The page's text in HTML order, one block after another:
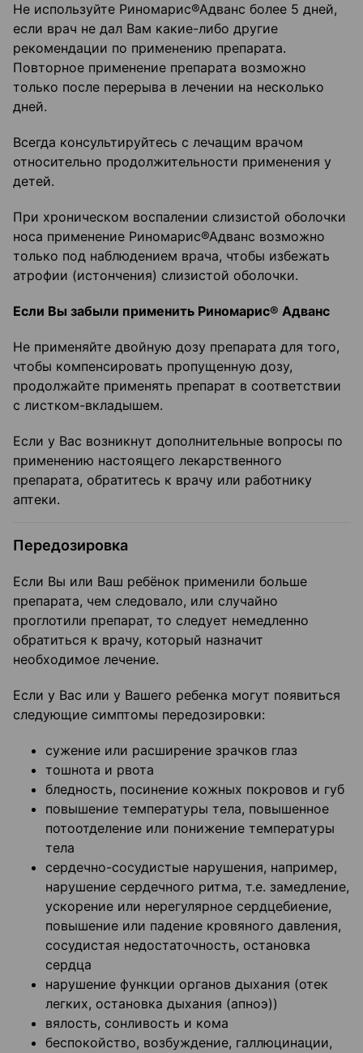
Не используйте Риномарис®Адванс более 5 дней,
если врач не дал Вам какие-либо другие
рекомендации по применению препарата.
Повторное применение препарата возможно
только после перерыва в лечении на несколько
дней.
Всегда консультируйтесь с лечащим врачом
относительно продолжительности применения у
детей.
При хроническом воспалении слизистой оболочки
носа применение Риномарис®Адванс возможно
только под наблюдением врача, чтобы избежать
атрофии (истончения) слизистой оболочки.
Если Вы забыли применить Риномарис® Адванс
Не применяйте двойную дозу препарата для того,
чтобы компенсировать пропущенную дозу,
продолжайте применять препарат в соответствии
с листком-вкладышем.
Если у Вас возникнут дополнительные вопросы по
применению настоящего лекарственного
препарата, обратитесь к врачу или работнику
аптеки.
Передозировка
Если Вы или Ваш ребёнок применили больше
препарата, чем следовало, или случайно
проглотили препарат, то следует немедленно
обратиться к врачу, который назначит
необходимое лечение.
Если у Вас или у Вашего ребенка могут появиться
следующие симптомы передозировки:
сужение или расширение зрачков глаз
тошнота и рвота
бледность, посинение кожных покровов и губ
повышение температуры тела, повышенное
потоотделение или понижение температуры
тела
сердечно-сосудистые нарушения, например,
нарушение сердечного ритма, т.е. замедление,
ускорение или нерегулярное сердцебиение,
повышение или падение кровяного давления,
сосудистая недостаточность, остановка
сердца
нарушение функции органов дыхания (отек
легких, остановка дыхания (апноэ))
вялость, сонливость и кома
беспокойство, возбуждение, галлюцинации,